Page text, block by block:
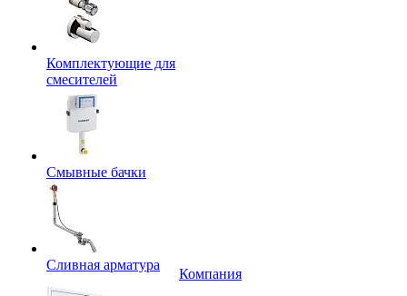
Комплектующие для
смесителей
Смывные бачки
Сливная арматура
Компания